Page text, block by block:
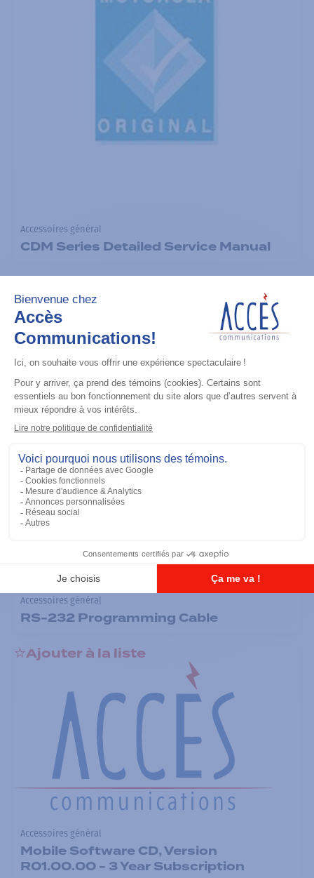
Accessoires général
CDM Series Detailed Service Manual
Accessoires général
RS-232 Programming Cable
Ajouter à la liste
Accessoires général
Mobile Software CD, Version
R01.00.00 - 3 Year Subscription